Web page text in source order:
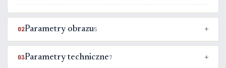
02Parametry obrazu5
03Parametry techniczne7